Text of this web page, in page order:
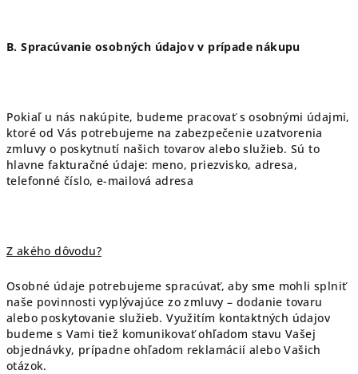
B. Spracúvanie osobných údajov v prípade nákupu
Pokiaľ u nás nakúpite, budeme pracovať s osobnými údajmi,
ktoré od Vás potrebujeme na zabezpečenie uzatvorenia
zmluvy o poskytnutí našich tovarov alebo služieb. Sú to
hlavne fakturačné údaje: meno, priezvisko, adresa,
telefonné číslo, e-mailová adresa
Z akého dôvodu?
Osobné údaje potrebujeme spracúvať, aby sme mohli splniť
naše povinnosti vyplývajúce zo zmluvy – dodanie tovaru
alebo poskytovanie služieb. Využitím kontaktných údajov
budeme s Vami tiež komunikovať ohľadom stavu Vašej
objednávky, prípadne ohľadom reklamácií alebo Vašich
otázok.